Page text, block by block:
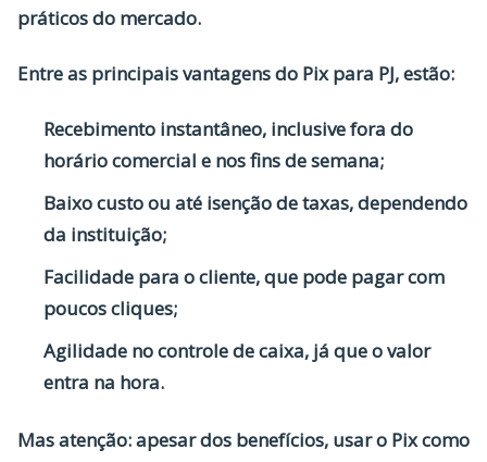
práticos do mercado.
Entre as principaisvantagensdo Pix para PJ, estão:
Recebimento instantâneo, inclusive fora do
horário comercial e nos fins de semana;
Baixo custoou até isenção de taxas, dependendo
da instituição;
Facilidade para o cliente, que pode pagar com
poucos cliques;
Agilidade no controle de caixa, já que o valor
entra na hora.
Mas atenção: apesar dos benefícios, usar o Pix como